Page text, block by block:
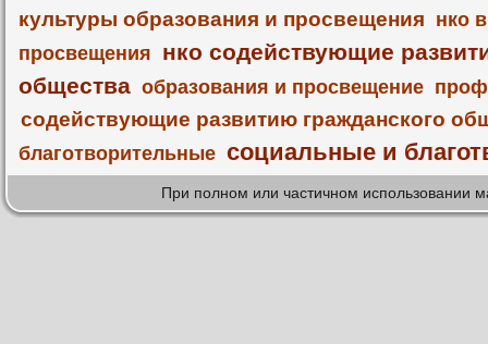
культуры образования и просвещения нко
просвещения нко содействующие
общества образования и просвещение
содействующие развитию гражданского
благотворительные социальные и
При полном или частичном использовании